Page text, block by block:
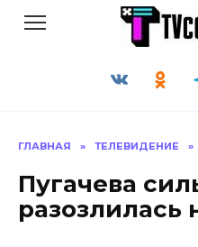
ГЛАВНАЯ » ТЕЛЕВИДЕНИЕ »
Пугачева
разозлилась